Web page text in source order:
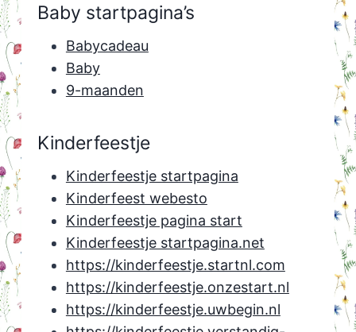
Baby startpagina’s
Babycadeau
Baby
9-maanden
Kinderfeestje
Kinderfeestje startpagina
Kinderfeest webesto
Kinderfeestje pagina start
Kinderfeestje startpagina.net
https://kinderfeestje.startnl.com
https://kinderfeestje.onzestart.nl
https://kinderfeestje.uwbegin.nl